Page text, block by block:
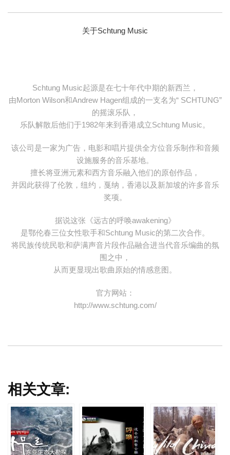
关于Schtung Music
Schtung Music起源是在七十年代中期的新西兰，
由Morton Wilson和Andrew Hagen组成的一支名为“ SCHTUNG”
的摇滚乐队，
乐队解散后他们于1982年来到香港成立Schtung Music。
该公司是一家为广告，电影和唱片提供全方位音乐制作和音频
设施服务的音乐基地。
擅长将亚洲元素和西方音乐融入他们的原创作品，
并因此获得了伦敦，纽约，戛纳，香港以及新加坡的许多音乐
奖项。
据说这张《远古的呼唤awakening》
是鄂伦春三位女性歌手和Schtung Music的第二次合作。
将民族传统民歌和萨满声音片段作品融合进当代音乐编曲的氛
围之中，
从而更显现出歌曲原始的情感意图。
官方网站：
http://www.schtung.com/
相关文章: